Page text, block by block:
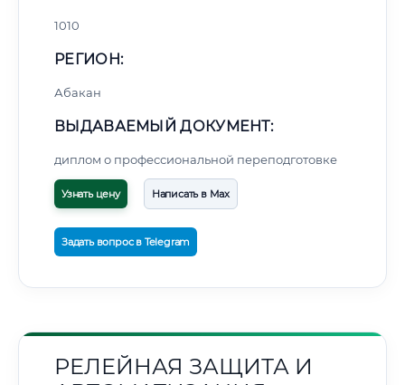
1010
РЕГИОН:
Абакан
ВЫДАВАЕМЫЙ ДОКУМЕНТ:
диплом о профессиональной переподготовке
Узнать цену Написать в Max
Задать вопрос в Telegram
РЕЛЕЙНАЯ ЗАЩИТА И